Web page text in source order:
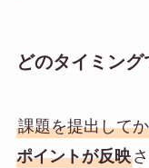
どのタイミン
課題を提出して
ポイントが反映